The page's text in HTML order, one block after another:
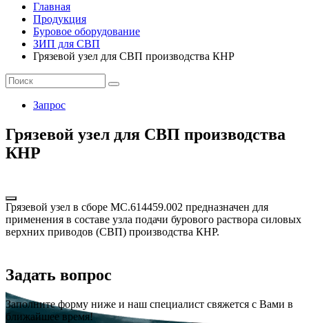
Главная
Продукция
Буровое оборудование
ЗИП для СВП
Грязевой узел для СВП производства КНР
Запрос
Грязевой узел для СВП производства
КНР
Грязевой узел в сборе МС.614459.002 предназначен для
применения в составе узла подачи бурового раствора силовых
верхних приводов (СВП) производства КНР.
Задать вопрос
Заполните форму ниже и наш специалист свяжется с Вами в
ближайшее время!